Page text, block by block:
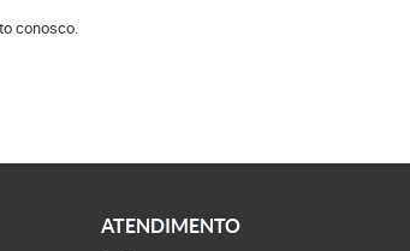
conosco.
ATENDIMENTO